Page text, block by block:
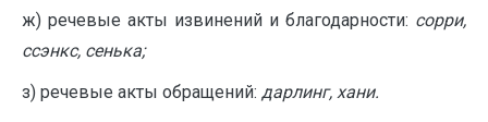
ж) речевые акты извинений и благодарности: сорри,
ссэнкс, сенька;
з) речевые акты обращений: дарлинг, хани.